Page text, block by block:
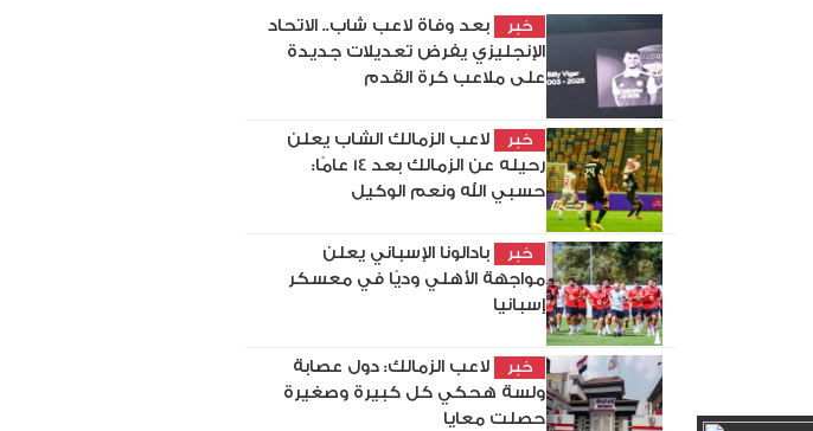
خبر
بعد وفاة لاعب شاب.. الاتحاد
الإنجليزي يفرض تعديلات جديدة
على ملاعب كرة القدم
خبر
لاعب الزمالك الشاب يعلن
رحيله عن الزمالك بعد 14 عامًا:
حسبي الله ونعم الوكيل
خبر
بادالونا الإسباني يعلن
مواجهة الأهلي وديًا في معسكر
إسبانيا
خبر
لاعب الزمالك: دول عصابة
ولسة هحكي كل كبيرة وصغيرة
حصلت معايا